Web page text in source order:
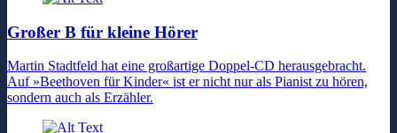
Großer B für kleine Hörer
Martin Stadtfeld hat eine großartige Doppel-CD herausgebracht.
Auf »Beethoven für Kinder« ist er nicht nur als Pianist zu hören,
sondern auch als Erzähler.